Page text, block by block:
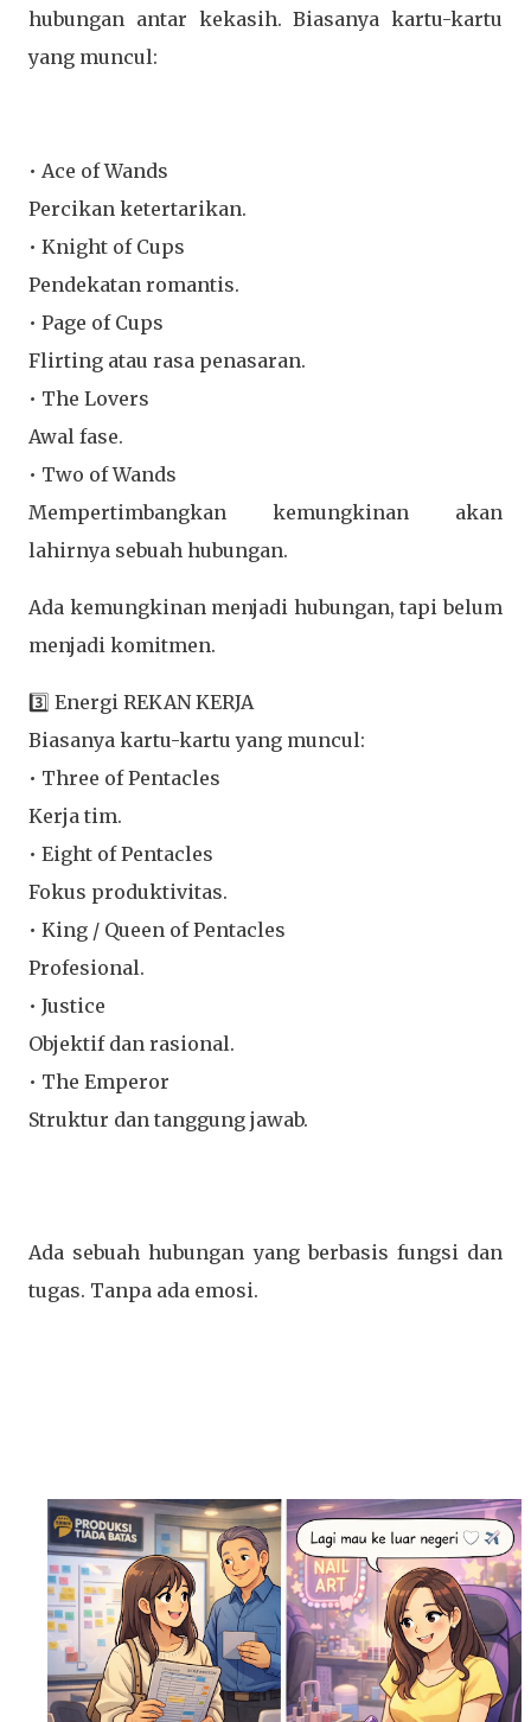
hubungan antar kekasih. Biasanya kartu-kartu
yang muncul:
• Ace of Wands
Percikan ketertarikan.
• Knight of Cups
Pendekatan romantis.
• Page of Cups
Flirting atau rasa penasaran.
• The Lovers
Awal fase.
• Two of Wands
Mempertimbangkan kemungkinan akan
lahirnya sebuah hubungan.
Ada kemungkinan menjadi hubungan, tapi belum
menjadi komitmen.
3️⃣ Energi REKAN KERJA
Biasanya kartu-kartu yang muncul:
• Three of Pentacles
Kerja tim.
• Eight of Pentacles
Fokus produktivitas.
• King / Queen of Pentacles
Profesional.
• Justice
Objektif dan rasional.
• The Emperor
Struktur dan tanggung jawab.
Ada sebuah hubungan yang berbasis fungsi dan
tugas. Tanpa ada emosi.